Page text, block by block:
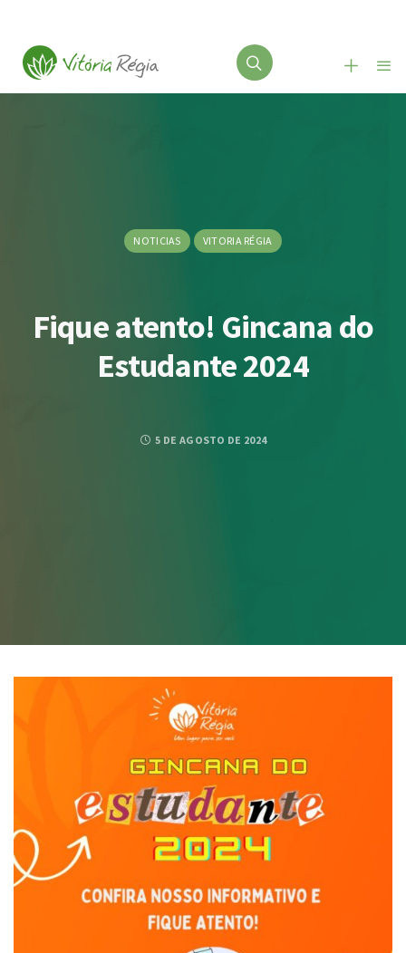
NOTICIAS VITORIA RÉGIA
Fique atento! Gincana do
Estudante 2024
5 DE AGOSTO DE 2024